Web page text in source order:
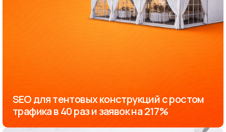
SEO для тентовых конструкций с ростом
трафика в 40 раз и заявок на 217%